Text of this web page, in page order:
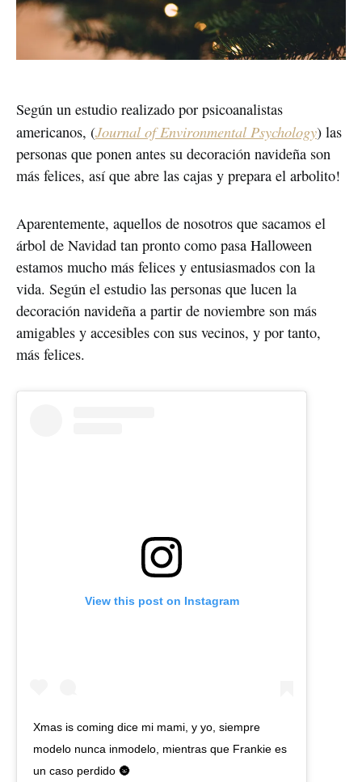
Según un estudio realizado por psicoanalistas
americanos, (Journal of Environmental Psychology) las
personas que ponen antes su decoración navideña son
más felices, así que abre las cajas y prepara el arbolito!
Aparentemente, aquellos de nosotros que sacamos el
árbol de Navidad tan pronto como pasa Halloween
estamos mucho más felices y entusiasmados con la
vida. Según el estudio las personas que lucen la
decoración navideña a partir de noviembre son más
amigables y accesibles con sus vecinos, y por tanto,
más felices.
View this post on Instagram
Xmas is coming dice mi mami, y yo, siempre
modelo nunca inmodelo, mientras que Frankie es
un caso perdido 🌚